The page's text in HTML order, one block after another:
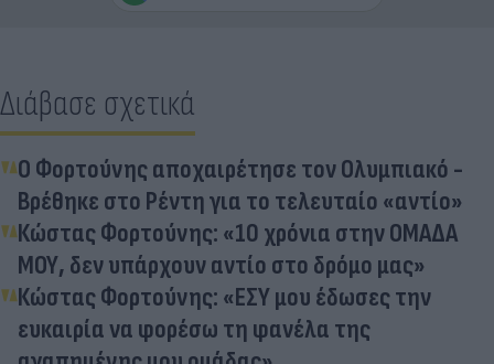
Διάβασε σχετικά
Ο Φορτούνης αποχαιρέτησε τον Ολυμπιακό -
Βρέθηκε στο Ρέντη για το τελευταίο «αντίο»
Κώστας Φορτούνης: «10 χρόνια στην ΟΜΑΔΑ
ΜΟΥ, δεν υπάρχουν αντίο στο δρόμο μας»
Κώστας Φορτούνης: «ΕΣΥ μου έδωσες την
ευκαιρία να φορέσω τη φανέλα της